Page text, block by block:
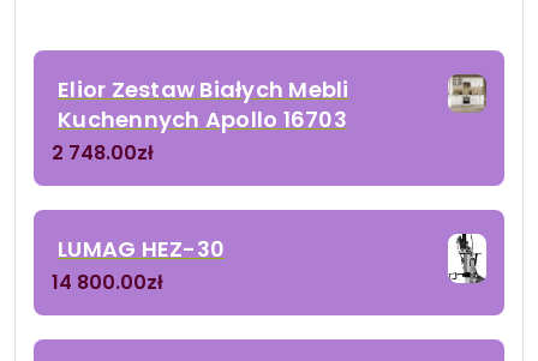
Elior Zestaw Białych Mebli
Kuchennych Apollo 16703
2 748.00zł
LUMAG HEZ-30
14 800.00zł